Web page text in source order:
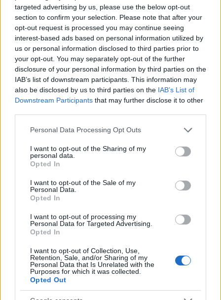
targeted advertising by us, please use the below opt-out
section to confirm your selection. Please note that after your
opt-out request is processed you may continue seeing
interest-based ads based on personal information utilized by
us or personal information disclosed to third parties prior to
your opt-out. You may separately opt-out of the further
disclosure of your personal information by third parties on the
IAB’s list of downstream participants. This information may
also be disclosed by us to third parties on the IAB’s List of
Downstream Participants that may further disclose it to other
Please note that this website/app uses one or more Google
not limited to your visit or usage behaviour. You may click to
grant or deny consent to Google and its third-party tags to
use your data for below specified purposes in below Google
consent section.
Personal Data Processing Opt Outs
I want to opt-out of the Sharing of my
personal data.
Opted In
I want to opt-out of the Sale of my
Personal Data.
Opted In
I want to opt-out of processing my
Personal Data for Targeted Advertising.
Opted In
I want to opt-out of Collection, Use,
Retention, Sale, and/or Sharing of my
Personal Data that Is Unrelated with the
Purposes for which it was collected.
Opted Out